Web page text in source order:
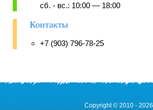
сб. - вс.: 10:00 — 18:00
Контакты
+7 (903) 796-78-25
Copyright © 2010 - 2026